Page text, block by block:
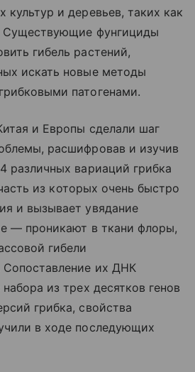
культур и деревьев, таких как
Существующие фунгициды
гибель растений,
искать новые методы
патогенами.
и Европы сделали шаг
расшифровав и изучив
различных вариаций грибка
из которых очень быстро
и вызывает увядание
— проникают в ткани флоры,
гибели
Сопоставление их ДНК
из трех десятков генов
грибка, свойства
в ходе последующих